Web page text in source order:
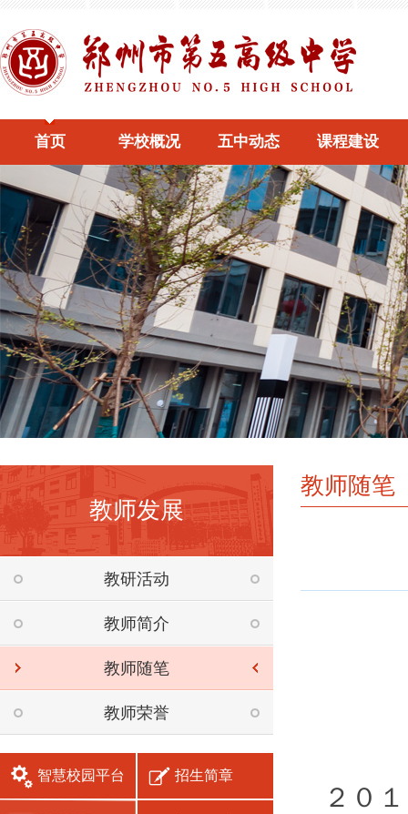
首页 学校概况 五中动态 课程建设
教师发展
教研活动
教师简介
教师随笔
教师荣誉
智慧校园平台 招生简章
教师随笔
２０